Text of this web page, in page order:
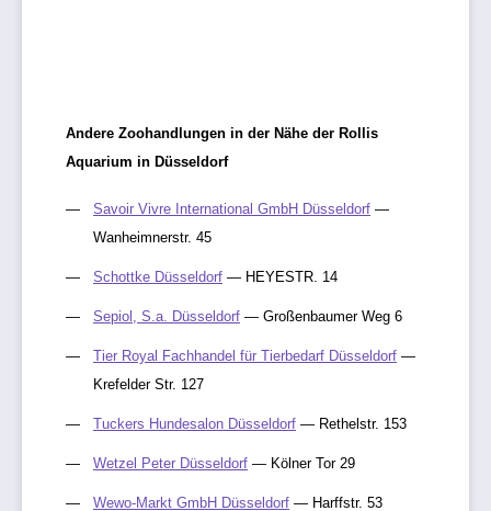
Andere Zoohandlungen in der Nähe der Rollis
Aquarium in Düsseldorf
Savoir Vivre International GmbH Düsseldorf —
Wanheimnerstr. 45
Schottke Düsseldorf — HEYESTR. 14
Sepiol, S.a. Düsseldorf — Großenbaumer Weg 6
Tier Royal Fachhandel für Tierbedarf Düsseldorf —
Krefelder Str. 127
Tuckers Hundesalon Düsseldorf — Rethelstr. 153
Wetzel Peter Düsseldorf — Kölner Tor 29
Wewo-Markt GmbH Düsseldorf — Harffstr. 53